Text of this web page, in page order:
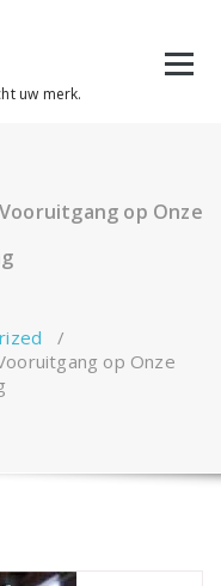
uw merk.
op Onze
/
op Onze